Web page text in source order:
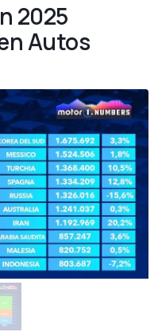
2025
Autos